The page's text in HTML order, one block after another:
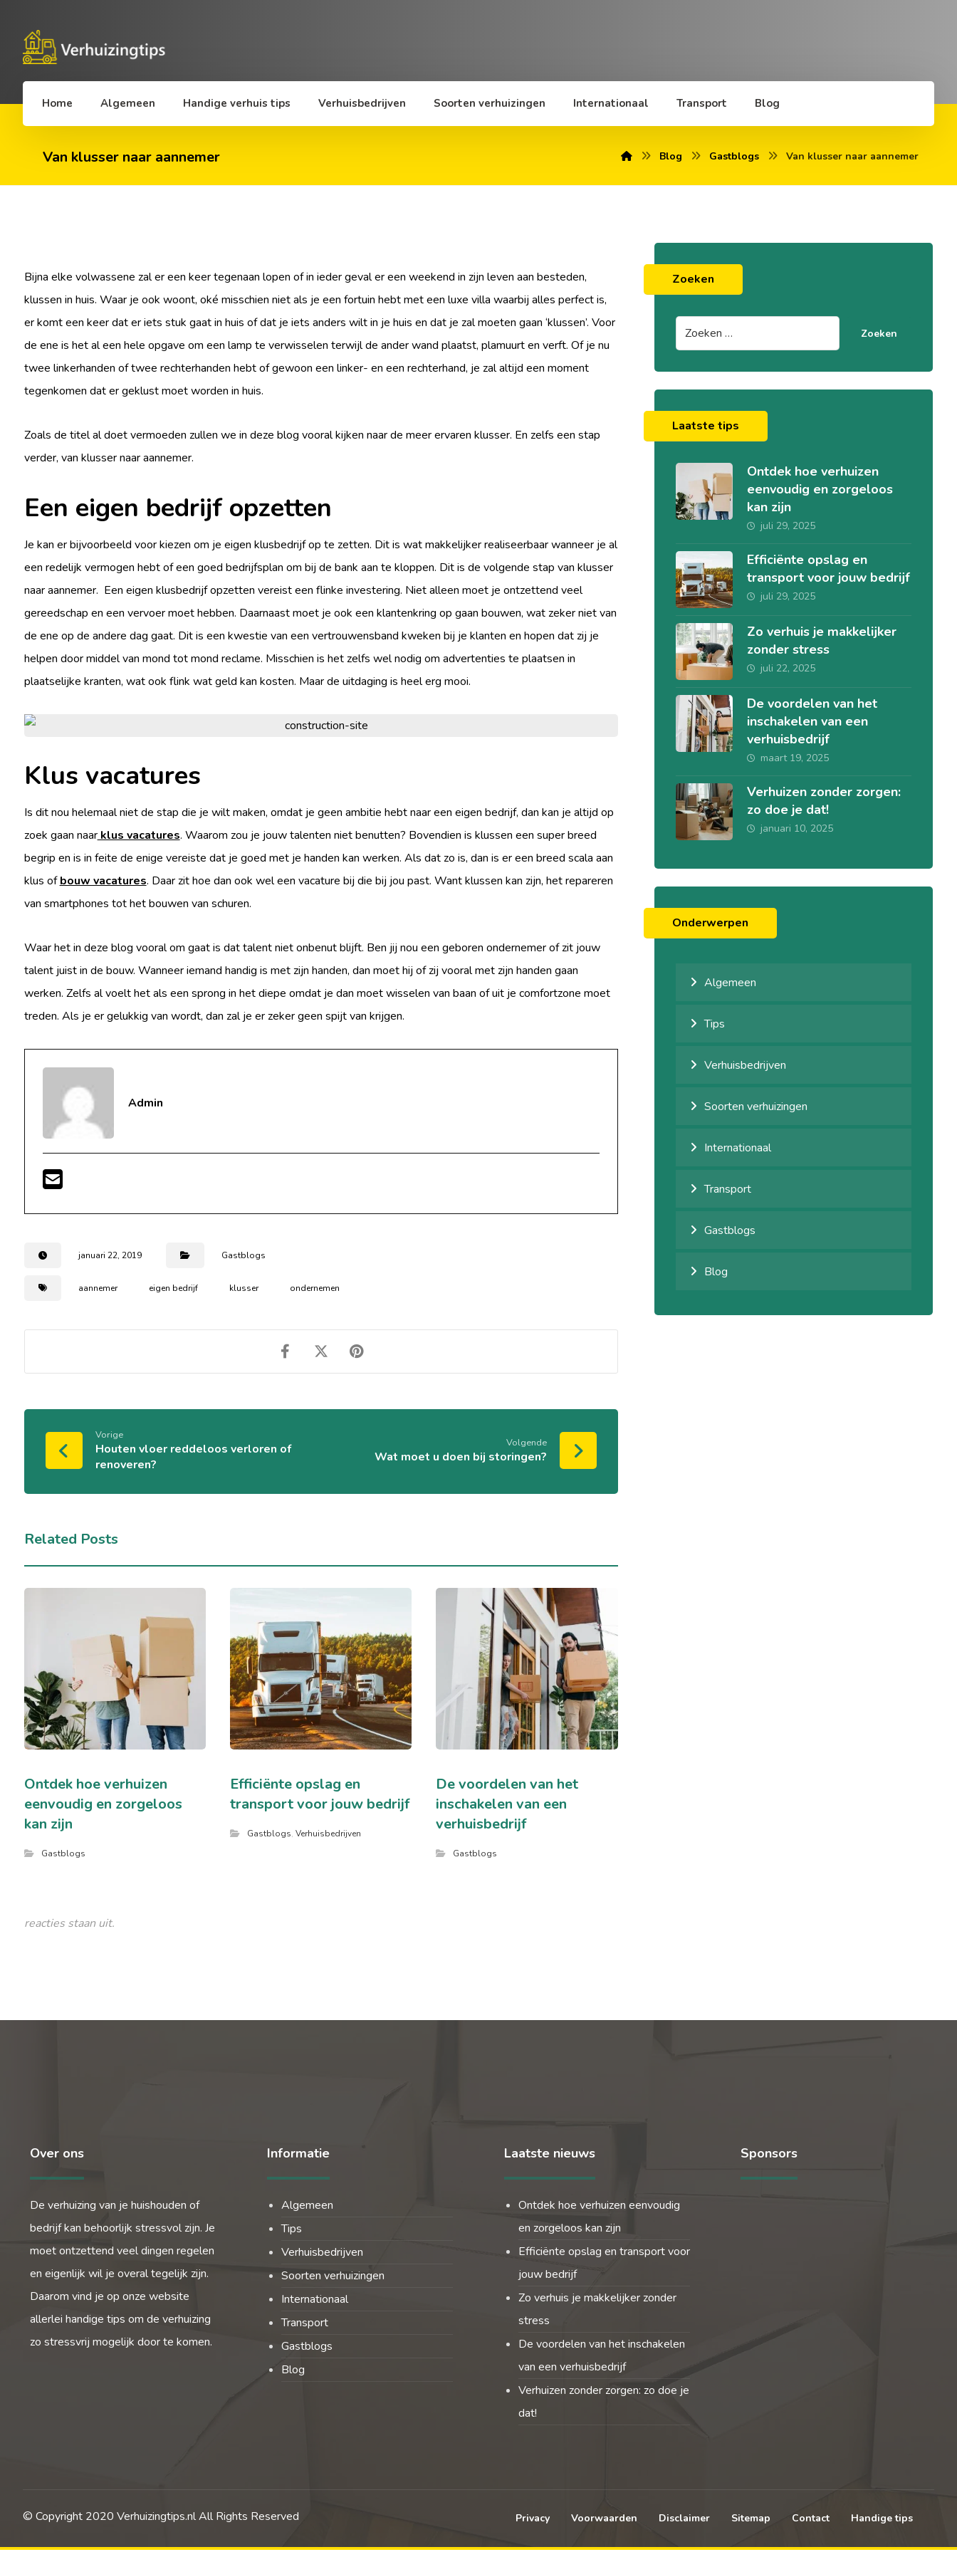
Home Algemeen Handige verhuis tips Verhuisbedrijven Soorten verhuizingen Internationaal Transport Blog
Van klusser naar aannemer Blog Gastblogs Van klusser naar aannemer
Bijna elke volwassene zal er een keer tegenaan lopen of in ieder geval er een weekend in zijn leven aan besteden,
klussen in huis. Waar je ook woont, oké misschien niet als je een fortuin hebt met een luxe villa waarbij alles perfect is,
er komt een keer dat er iets stuk gaat in huis of dat je iets anders wilt in je huis en dat je zal moeten gaan ‘klussen’. Voor
de ene is het al een hele opgave om een lamp te verwisselen terwijl de ander wand plaatst, plamuurt en verft. Of je nu
twee linkerhanden of twee rechterhanden hebt of gewoon een linker- en een rechterhand, je zal altijd een moment
tegenkomen dat er geklust moet worden in huis.
Zoals de titel al doet vermoeden zullen we in deze blog vooral kijken naar de meer ervaren klusser. En zelfs een stap
verder, van klusser naar aannemer.
Een eigen bedrijf opzetten
Je kan er bijvoorbeeld voor kiezen om je eigen klusbedrijf op te zetten. Dit is wat makkelijker realiseerbaar wanneer je al
een redelijk vermogen hebt of een goed bedrijfsplan om bij de bank aan te kloppen. Dit is de volgende stap van klusser
naar aannemer. Een eigen klusbedrijf opzetten vereist een flinke investering. Niet alleen moet je ontzettend veel
gereedschap en een vervoer moet hebben. Daarnaast moet je ook een klantenkring op gaan bouwen, wat zeker niet van
de ene op de andere dag gaat. Dit is een kwestie van een vertrouwensband kweken bij je klanten en hopen dat zij je
helpen door middel van mond tot mond reclame. Misschien is het zelfs wel nodig om advertenties te plaatsen in
plaatselijke kranten, wat ook flink wat geld kan kosten. Maar de uitdaging is heel erg mooi.
Klus vacatures
Is dit nou helemaal niet de stap die je wilt maken, omdat je geen ambitie hebt naar een eigen bedrijf, dan kan je altijd op
zoek gaan naarklus vacatures. Waarom zou je jouw talenten niet benutten? Bovendien is klussen een super breed
begrip en is in feite de enige vereiste dat je goed met je handen kan werken. Als dat zo is, dan is er een breed scala aan
klus ofbouw vacatures. Daar zit hoe dan ook wel een vacature bij die bij jou past. Want klussen kan zijn, het repareren
van smartphones tot het bouwen van schuren.
Waar het in deze blog vooral om gaat is dat talent niet onbenut blijft. Ben jij nou een geboren ondernemer of zit jouw
talent juist in de bouw. Wanneer iemand handig is met zijn handen, dan moet hij of zij vooral met zijn handen gaan
werken. Zelfs al voelt het als een sprong in het diepe omdat je dan moet wisselen van baan of uit je comfortzone moet
treden. Als je er gelukkig van wordt, dan zal je er zeker geen spijt van krijgen.
Admin
januari 22, 2019 Gastblogs
aannemer eigen bedrijf klusser ondernemen
Vorige
Houten vloer reddeloos verloren of
renoveren?
Volgende
Wat moet u doen bij storingen?
Related Posts
Ontdek hoe verhuizen
eenvoudig en zorgeloos
kan zijn
Gastblogs
Efficiënte opslag en
transport voor jouw bedrijf
Gastblogs, Verhuisbedrijven
De voordelen van het
inschakelen van een
verhuisbedrijf
Gastblogs
reacties staan uit.
Zoeken
Zoeken
Laatste tips
Ontdek hoe verhuizen
eenvoudig en zorgeloos
kan zijn
juli 29, 2025
Efficiënte opslag en
transport voor jouw bedrijf
juli 29, 2025
Zo verhuis je makkelijker
zonder stress
juli 22, 2025
De voordelen van het
inschakelen van een
verhuisbedrijf
maart 19, 2025
Verhuizen zonder zorgen:
zo doe je dat!
januari 10, 2025
Onderwerpen
Algemeen
Tips
Verhuisbedrijven
Soorten verhuizingen
Internationaal
Transport
Gastblogs
Blog
Over ons
De verhuizing van je huishouden of
bedrijf kan behoorlijk stressvol zijn. Je
moet ontzettend veel dingen regelen
en eigenlijk wil je overal tegelijk zijn.
Daarom vind je op onze website
allerlei handige tips om de verhuizing
zo stressvrij mogelijk door te komen.
Informatie
Algemeen
Tips
Verhuisbedrijven
Soorten verhuizingen
Internationaal
Transport
Gastblogs
Blog
Laatste nieuws
Ontdek hoe verhuizen eenvoudig
en zorgeloos kan zijn
Efficiënte opslag en transport voor
jouw bedrijf
Zo verhuis je makkelijker zonder
stress
De voordelen van het inschakelen
van een verhuisbedrijf
Verhuizen zonder zorgen: zo doe je
dat!
Sponsors
© Copyright 2020 Verhuizingtips.nl All Rights Reserved Privacy Voorwaarden Disclaimer Sitemap Contact Handige tips